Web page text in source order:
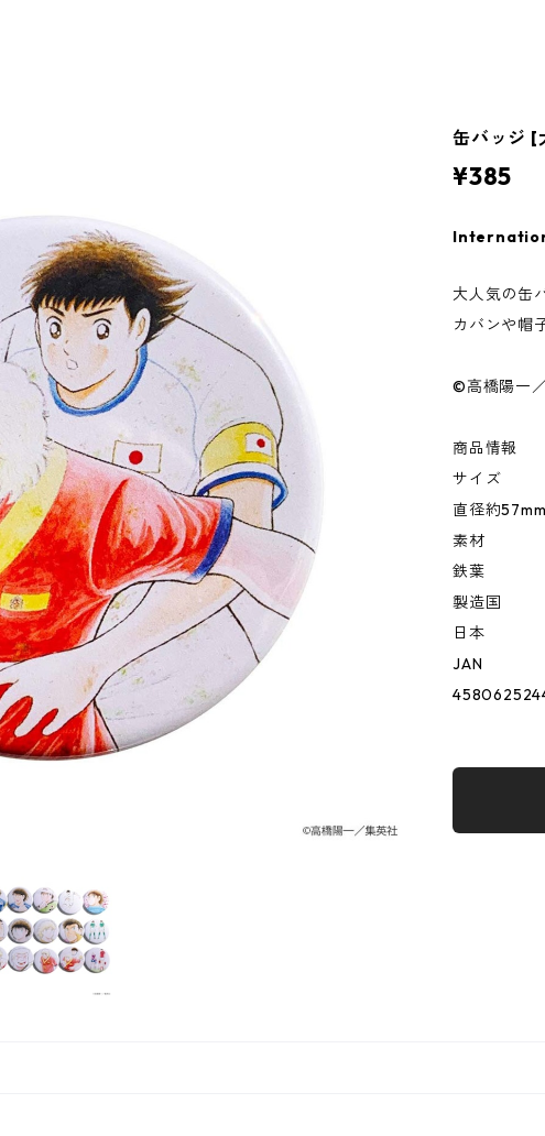
缶バッジ [
¥385
大人気の缶
カバンや帽
©高橋陽一
商品情報
サイズ
直径約
素材
鉄葉
製造国
日本
JAN